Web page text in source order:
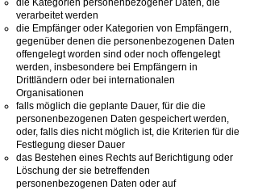
die Kategorien personenbezogener Daten, die
verarbeitet werden
die Empfänger oder Kategorien von Empfängern,
gegenüber denen die personenbezogenen Daten
offengelegt worden sind oder noch offengelegt
werden, insbesondere bei Empfängern in
Drittländern oder bei internationalen
Organisationen
falls möglich die geplante Dauer, für die die
personenbezogenen Daten gespeichert werden,
oder, falls dies nicht möglich ist, die Kriterien für die
Festlegung dieser Dauer
das Bestehen eines Rechts auf Berichtigung oder
Löschung der sie betreffenden
personenbezogenen Daten oder auf